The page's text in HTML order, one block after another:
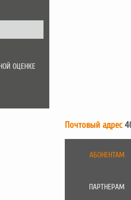
ОЦЕНКЕ
Почтовый адрес
АБОНЕНТАМ
ПАРТНЕРАМ